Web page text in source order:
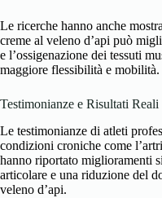
Le ricerche hanno anche
creme al veleno d’api può
e l’ossigenazione dei tessuti
maggiore flessibilità e mobilità.
Testimonianze e Risultati Reali
Le testimonianze di atleti
condizioni croniche come
hanno riportato miglioramenti
articolare e una riduzione del
veleno d’api.